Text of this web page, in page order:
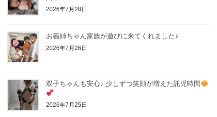
2026年7月28日
お義姉ちゃん家族が遊びに来てくれました♪
2026年7月26日
双子ちゃんも安心♪ 少しずつ笑顔が増えた託児時間
2026年7月25日